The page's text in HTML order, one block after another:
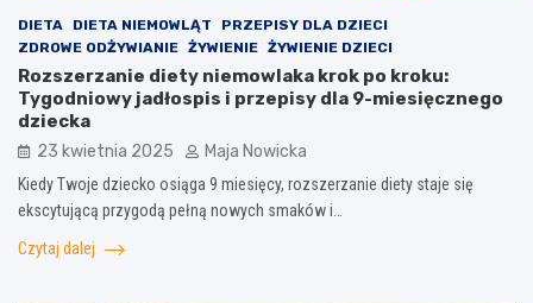
DIETA DIETA NIEMOWLĄT
PRZEPISY DLA DZIECI
ZDROWE ODŻYWIANIE ŻYWIENIE ŻYWIENIE DZIECI
Rozszerzanie diety niemowlaka krok po kroku:
Tygodniowy jadłospis i przepisy dla 9-miesięcznego
dziecka
23 kwietnia 2025 Maja Nowicka
Kiedy Twoje dziecko osiąga 9 miesięcy, rozszerzanie diety staje się
ekscytującą przygodą pełną nowych smaków i…
Czytaj dalej